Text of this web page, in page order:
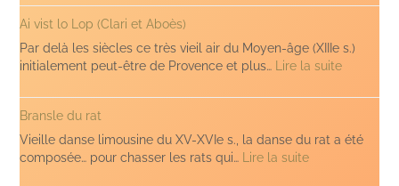
montanha
(clarin
et
aboès)
Ai vist lo Lop (Clari et Aboès)
Par delà les siècles ce très vieil air du Moyen-âge (XIIIe s.)
initialement peut-être de Provence et plus… Lire la suite:
vist
Lop
Bransle du rat
Vieille danse limousine du XV-XVIe s., la danse du rat a été
composée… pour chasser les rats qui… Lire la suite: